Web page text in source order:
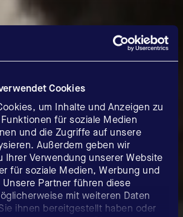
Cookies
um Inhalte und Anzeigen zu
für soziale Medien
und die Zugriffe auf unsere
Außerdem geben wir
Ihrer Verwendung unserer Website
für soziale Medien, Werbung und
Partner führen diese
mit weiteren Daten
ihnen bereitgestellt haben oder